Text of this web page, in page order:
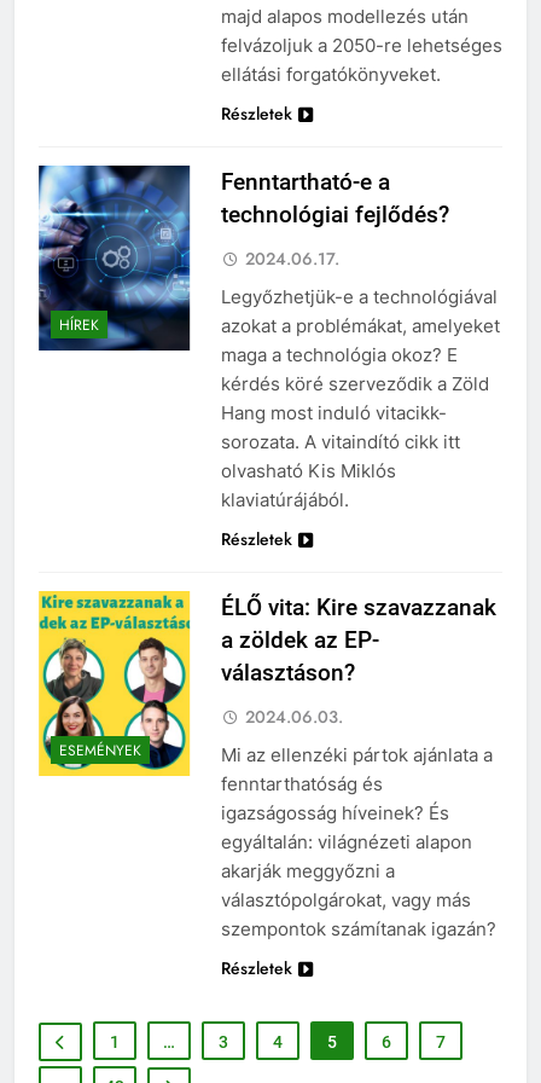
majd alapos modellezés után
felvázoljuk a 2050-re lehetséges
ellátási forgatókönyveket.
Részletek
HÍREK
Fenntartható-e a
technológiai fejlődés?
2024.06.17.
Legyőzhetjük-e a technológiával
azokat a problémákat, amelyeket
maga a technológia okoz? E
kérdés köré szerveződik a Zöld
Hang most induló vitacikk-
sorozata. A vitaindító cikk itt
olvasható Kis Miklós
klaviatúrájából.
Részletek
ESEMÉNYEK
ÉLŐ vita: Kire szavazzanak
a zöldek az EP-
választáson?
2024.06.03.
Mi az ellenzéki pártok ajánlata a
fenntarthatóság és
igazságosság híveinek? És
egyáltalán: világnézeti alapon
akarják meggyőzni a
választópolgárokat, vagy más
szempontok számítanak igazán?
Részletek
1 … 3 4 5 6 7